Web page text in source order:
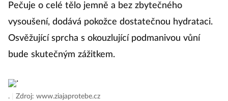
Pečuje o celé tělo jemně a bez zbytečného
vysoušení, dodává pokožce dostatečnou hydrataci.
Osvěžující sprcha s okouzlující podmanivou vůní
bude skutečným zážitkem.
. Zdroj: www.ziajaprotebe.cz